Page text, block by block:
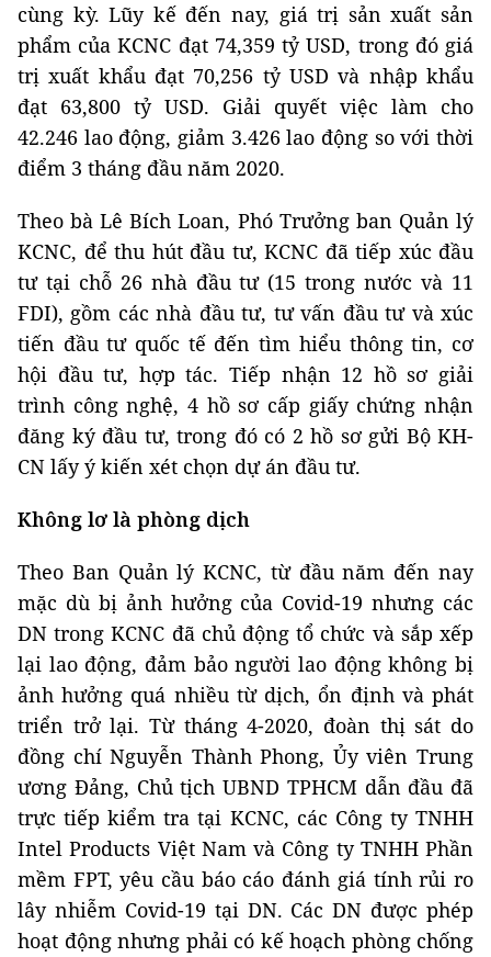
cùng kỳ. Lũy kế đến nay, giá trị sản xuất sản
phẩm của KCNC đạt 74,359 tỷ USD, trong đó giá
trị xuất khẩu đạt 70,256 tỷ USD và nhập khẩu
đạt 63,800 tỷ USD. Giải quyết việc làm cho
42.246 lao động, giảm 3.426 lao động so với thời
điểm 3 tháng đầu năm 2020.
Theo bà Lê Bích Loan, Phó Trưởng ban Quản lý
KCNC, để thu hút đầu tư, KCNC đã tiếp xúc đầu
tư tại chỗ 26 nhà đầu tư (15 trong nước và 11
FDI), gồm các nhà đầu tư, tư vấn đầu tư và xúc
tiến đầu tư quốc tế đến tìm hiểu thông tin, cơ
hội đầu tư, hợp tác. Tiếp nhận 12 hồ sơ giải
trình công nghệ, 4 hồ sơ cấp giấy chứng nhận
đăng ký đầu tư, trong đó có 2 hồ sơ gửi Bộ KH-
CN lấy ý kiến xét chọn dự án đầu tư.
Không lơ là phòng dịch
Theo Ban Quản lý KCNC, từ đầu năm đến nay
mặc dù bị ảnh hưởng của Covid-19 nhưng các
DN trong KCNC đã chủ động tổ chức và sắp xếp
lại lao động, đảm bảo người lao động không bị
ảnh hưởng quá nhiều từ dịch, ổn định và phát
triển trở lại. Từ tháng 4-2020, đoàn thị sát do
đồng chí Nguyễn Thành Phong, Ủy viên Trung
ương Đảng, Chủ tịch UBND TPHCM dẫn đầu đã
trực tiếp kiểm tra tại KCNC, các Công ty TNHH
Intel Products Việt Nam và Công ty TNHH Phần
mềm FPT, yêu cầu báo cáo đánh giá tính rủi ro
lây nhiễm Covid-19 tại DN. Các DN được phép
hoạt động nhưng phải có kế hoạch phòng chống